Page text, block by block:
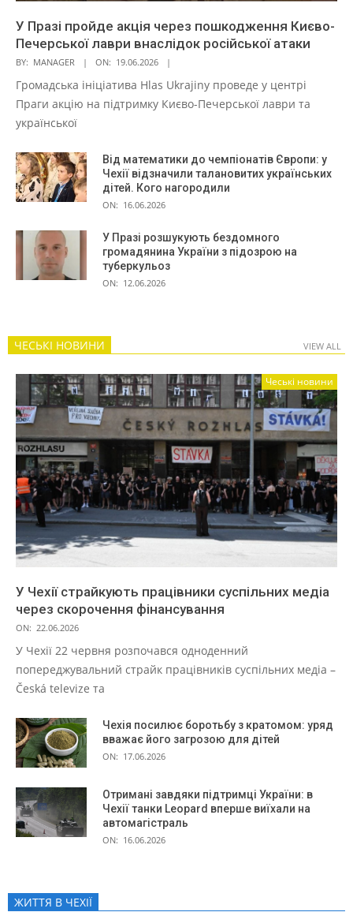
У Празі пройде акція через пошкодження Києво-
Печерської лаври внаслідок російської атаки
BY: MANAGER ON: 19.06.2026
Громадська ініціатива Hlas Ukrajiny проведе у центрі
Праги акцію на підтримку Києво-Печерської лаври та
української
Від математики до чемпіонатів Європи: у
Чехії відзначили талановитих українських
дітей. Кого нагородили
ON: 16.06.2026
У Празі розшукують бездомного
громадянина України з підозрою на
туберкульоз
ON: 12.06.2026
ЧЕСЬКІ НОВИНИ VIEW ALL
Чеські новини
У Чехії страйкують працівники суспільних медіа
через скорочення фінансування
ON: 22.06.2026
У Чехії 22 червня розпочався одноденний
попереджувальний страйк працівників суспільних медіа –
Česká televize та
Чехія посилює боротьбу з кратомом: уряд
вважає його загрозою для дітей
ON: 17.06.2026
Отримані завдяки підтримці України: в
Чехії танки Leopard вперше виїхали на
автомагістраль
ON: 16.06.2026
ЖИТТЯ В ЧЕXІЇ